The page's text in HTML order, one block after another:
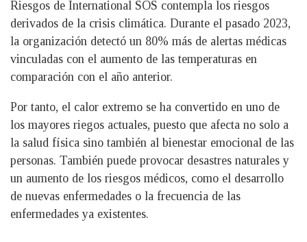
Riesgos de International SOS contempla los riesgos
derivados de la crisis climática. Durante el pasado 2023,
la organización detectó un 80% más de alertas médicas
vinculadas con el aumento de las temperaturas en
comparación con el año anterior.
Por tanto, el calor extremo se ha convertido en uno de
los mayores riegos actuales, puesto que afecta no solo a
la salud física sino también al bienestar emocional de las
personas. También puede provocar desastres naturales y
un aumento de los riesgos médicos, como el desarrollo
de nuevas enfermedades o la frecuencia de las
enfermedades ya existentes.